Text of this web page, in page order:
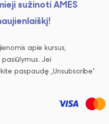
sužinoti AMES
apie kursus,
Jei
paspaudę „Unsubscribe“